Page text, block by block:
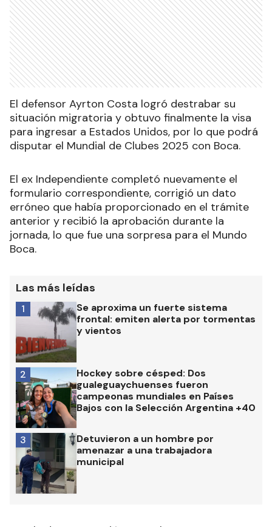
El defensor Ayrton Costa logró destrabar su
situación migratoria y obtuvo finalmente la visa
para ingresar a Estados Unidos, por lo que podrá
disputar el Mundial de Clubes 2025 con Boca.
El ex Independiente completó nuevamente el
formulario correspondiente, corrigió un dato
erróneo que había proporcionado en el trámite
anterior y recibió la aprobación durante la
jornada, lo que fue una sorpresa para el Mundo
Boca.
Las más leídas
Se aproxima un fuerte sistema
frontal: emiten alerta por tormentas
y vientos
1
Hockey sobre césped: Dos
gualeguaychuenses fueron
campeonas mundiales en Países
Bajos con la Selección Argentina +40
2
Detuvieron a un hombre por
amenazar a una trabajadora
municipal
3